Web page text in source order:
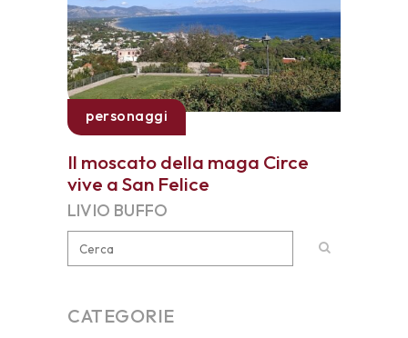
personaggi
Il moscato della maga Circe
vive a San Felice
LIVIO BUFFO
CATEGORIE